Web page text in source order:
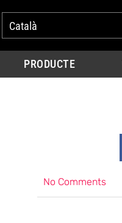
Català
PRODUCTE
No Comments